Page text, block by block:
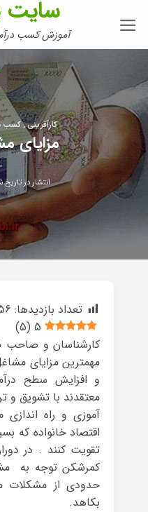
سایت
آموزش کسب
کارآفرینی , کسب
مزایای
انتشار در تاریخ
تعداد بازدیدها:
5
(
5
)
کارشناسان و صاحب
مهمترین مزایای
و افزایش سطح
معتقدند با تشویق و
آموزی و راه
اقتصاد خانواده که
تقویت کنند . در
کمرشکن توجه به
حدودی از مشکلات
بکاهد.